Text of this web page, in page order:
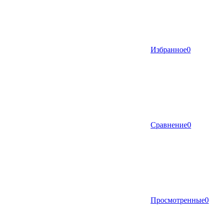
Избранное0
Сравнение0
Просмотренные0